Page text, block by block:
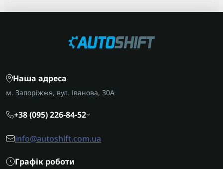
Наша адреса
м. Запоріжжя, вул. Іванова, 30А
+38 (095) 226-84-52
info@autoshift.com.ua
Графік роботи